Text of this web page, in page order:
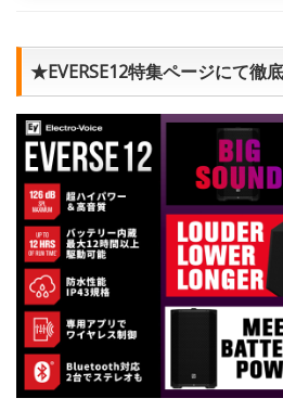
★EVERSE12特集ページにて徹